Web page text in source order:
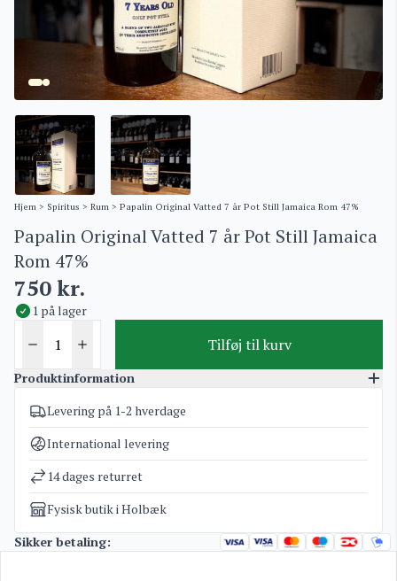
Hjem > Spiritus > Rum > Papalin Original Vatted 7 år Pot Still Jamaica Rom 47%
Papalin Original Vatted 7 år Pot Still Jamaica
Rom 47%
750kr.
1 på lager
Tilføj til kurv
Produktinformation
Varenummer
3535
Kategorier
Vægt
2 kg
Levering på 1-2 hverdage
International levering
14 dages returret
Fysisk butik i Holbæk
Sikker betaling: